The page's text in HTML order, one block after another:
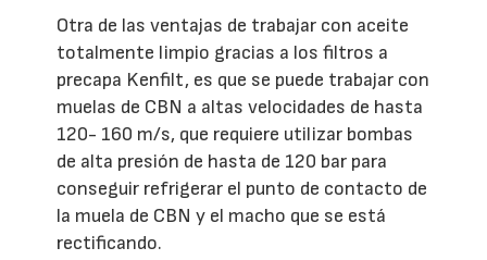
Otra de las ventajas de trabajar con aceite
totalmente limpio gracias a los filtros a
precapa Kenfilt, es que se puede trabajar con
muelas de CBN a altas velocidades de hasta
120- 160 m/s, que requiere utilizar bombas
de alta presión de hasta de 120 bar para
conseguir refrigerar el punto de contacto de
la muela de CBN y el macho que se está
rectificando.